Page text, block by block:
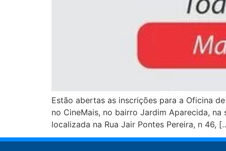
Estão abertas as inscrições para a Oficina
no CineMais, no bairro Jardim Aparecida,
localizada na Rua Jair Pontes Pereira, n 46,